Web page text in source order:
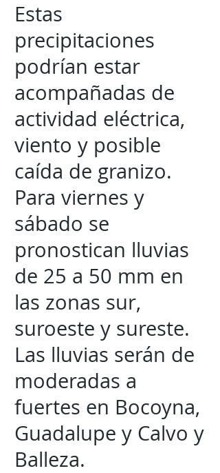
Estas
precipitaciones
podrían estar
acompañadas de
actividad eléctrica,
viento y posible
caída de granizo.
Para viernes y
sábado se
pronostican lluvias
de 25 a 50 mm en
las zonas sur,
suroeste y sureste.
Las lluvias serán de
moderadas a
fuertes en Bocoyna,
Guadalupe y Calvo y
Balleza.